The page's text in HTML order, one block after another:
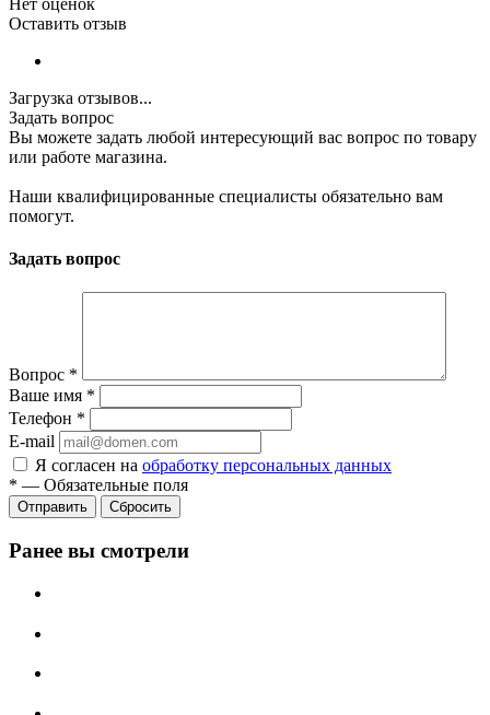
Оставить отзыв
Загрузка отзывов...
Задать вопрос
Вы можете задать любой интересующий вас вопрос по товару
или работе магазина.
Наши квалифицированные специалисты обязательно вам
помогут.
Задать вопрос
Вопрос *
Ваше имя *
Телефон *
E-mail
Я согласен на обработку персональных данных
* — Обязательные поля
Отправить Сбросить
Ранее вы смотрели